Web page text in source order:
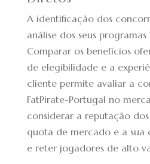
A identificação dos
análise dos seus programas
Comparar os benefícios
de elegibilidade e a
cliente permite avaliar a
FatPirate-Portugal no
considerar a reputação
quota de mercado e a sua
e reter jogadores de alto